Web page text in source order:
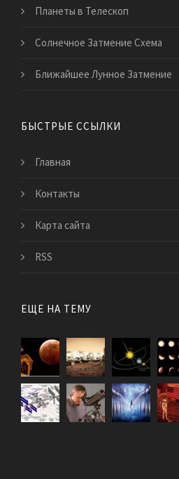
Планеты в Телескоп
Солнечное Затмение Схема
Ближайшее Лунное Затмение
БЫСТРЫЕ ССЫЛКИ
Главная
Контакты
Карта сайта
RSS
ЕЩЕ НА ТЕМУ